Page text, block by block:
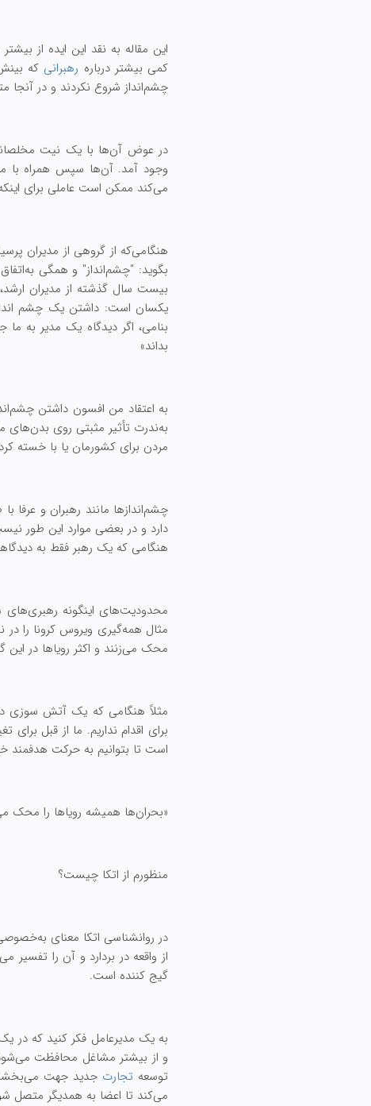
این مقاله به نقد این ایده از
کمی بیشتر درباره رهبرانی که
چشم‌انداز شروع نکردند و در آنجا
در عوض آن‌ها با یک نیت مخلصانه
وجود آمد. آن‌ها سپس همراه با
می‌کند ممکن است عاملی برای
هنگامی‌که از گروهی از مدیران
بگوید: "چشم‌انداز" و همگی
بیست سال گذشته از مدیران
یکسان است: داشتن یک چشم
بنامی، اگر دیدگاه یک مدیر به
بداند»
به اعتقاد من افسون داشتن
به‌ندرت تأثیر مثبتی روی بدن‌های
مردن برای کشورمان یا با خسته
چشم‌اندازها مانند رهبران و
دارد و در بعضی موارد این طور
هنگامی که یک رهبر فقط به
محدودیت‌های اینگونه
محک می‌زنند و اکثر رویاها در این
مثلاً هنگامی که یک آتش سوزی در
برای اقدام نداریم. ما از قبل برای
است تا بتوانیم به حرکت هدفمند
«بحران‌ها همیشه رویاها را محک
منظورم از اتکا چیست؟
در روانشناسی اتکا معنای
از واقعه در بردارد و آن را
گیج کننده است.
به یک مدیرعامل فکر کنید که در
و از بیشتر مشاغل محافظت
توسعه تجارت جدید جهت می‌بخشد.
می‌کند تا اعضا به همدیگر متصل